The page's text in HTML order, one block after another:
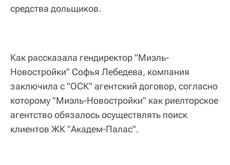
средства дольщиков.
Как рассказала гендиректор "Миэль-
Новостройки" Софья Лебедева, компания
заключила с "ОСК" агентский договор, согласно
которому "Миэль-Новостройки" как риелторское
агентство обязалось осуществлять поиск
клиентов ЖК "Академ-Палас".